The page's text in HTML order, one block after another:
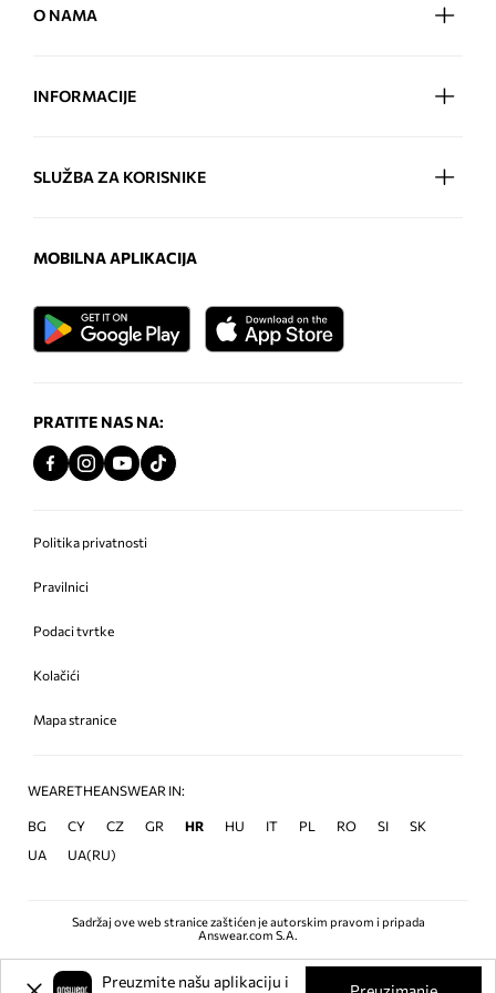
O NAMA
INFORMACIJE
SLUŽBA ZA KORISNIKE
MOBILNA APLIKACIJA
PRATITE NAS NA:
Politika privatnosti
Pravilnici
Podaci tvrtke
Kolačići
Mapa stranice
WEARETHEANSWEAR IN:
BG CY CZ GR HR HU IT PL RO SI
SK
UA
UA(RU)
Sadržaj ove web stranice zaštićen je autorskim pravom i pripada
Answear.com S.A.
Preuzmite našu aplikaciju i